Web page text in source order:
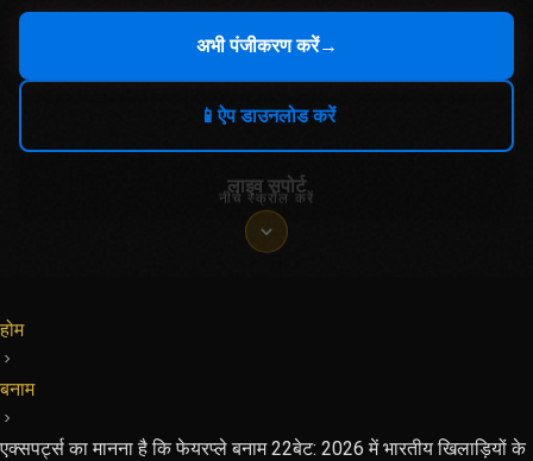
अभी पंजीकरण करें→
📱ऐप डाउनलोड करें
लाइव सपोर्ट
नीचे स्क्रॉल करें
होम
बनाम
एक्सपर्ट्स का मानना ​​है कि फेयरप्ले बनाम 22बेट: 2026 में भारतीय खिलाड़ियों के